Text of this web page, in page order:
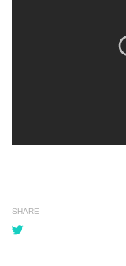
SHARE